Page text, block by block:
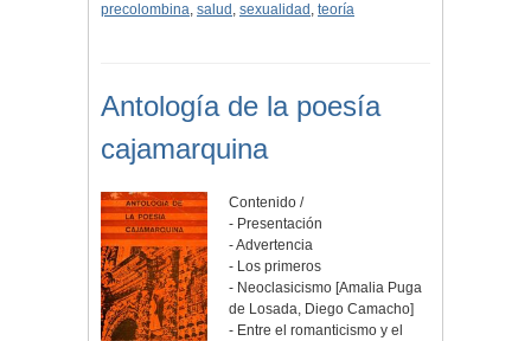
precolombina, salud , sexualidad , teoría
Antología de la poesía
cajamarquina
Contenido /
- Presentación
- Advertencia
- Los primeros
- Neoclasicismo [Amalia Puga
de Losada, Diego Camacho]
- Entre el romanticismo y el